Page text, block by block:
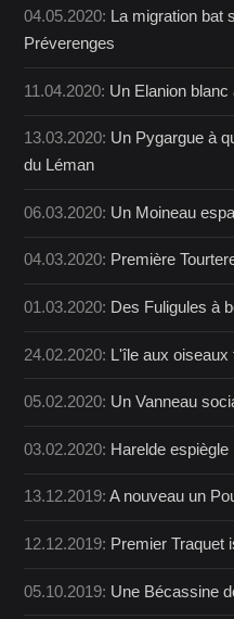
04.05.2020: La migration bat
Préverenges
11.04.2020: Un Elanion blanc
13.03.2020: Un Pygargue à
du Léman
06.03.2020: Un Moineau
04.03.2020: Première
01.03.2020: Des Fuligules à
24.02.2020: L'île aux
05.02.2020: Un Vanneau
03.02.2020: Harelde espiègle
13.12.2019:A nouveau un
12.12.2019: Premier Traquet
05.10.2019: Une Bécassine